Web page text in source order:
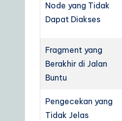
Node yang Tidak
Dapat Diakses
Fragment yang
Berakhir di Jalan
Buntu
Pengecekan yang
Tidak Jelas